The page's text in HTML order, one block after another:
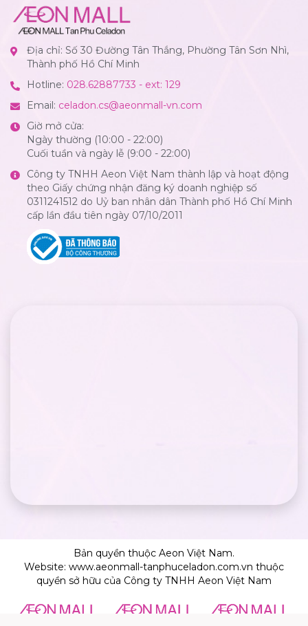
Địa chỉ: Số 30 Đường Tân Thắng, Phường Tân Sơn Nhì,
Thành phố Hồ Chí Minh
Hotline: 028.62887733 - ext: 129
Email: celadon.cs@aeonmall-vn.com
Giờ mở cửa:
Ngày thường (10:00 - 22:00)
Cuối tuần và ngày lễ (9:00 - 22:00)
Công ty TNHH Aeon Việt Nam thành lập và hoạt động
theo Giấy chứng nhận đăng ký doanh nghiệp số
0311241512 do Uỷ ban nhân dân Thành phố Hồ Chí Minh
cấp lần đầu tiên ngày 07/10/2011
Bản quyền thuộc Aeon Việt Nam.
Website: www.aeonmall-tanphuceladon.com.vn thuộc
quyền sở hữu của Công ty TNHH Aeon Việt Nam